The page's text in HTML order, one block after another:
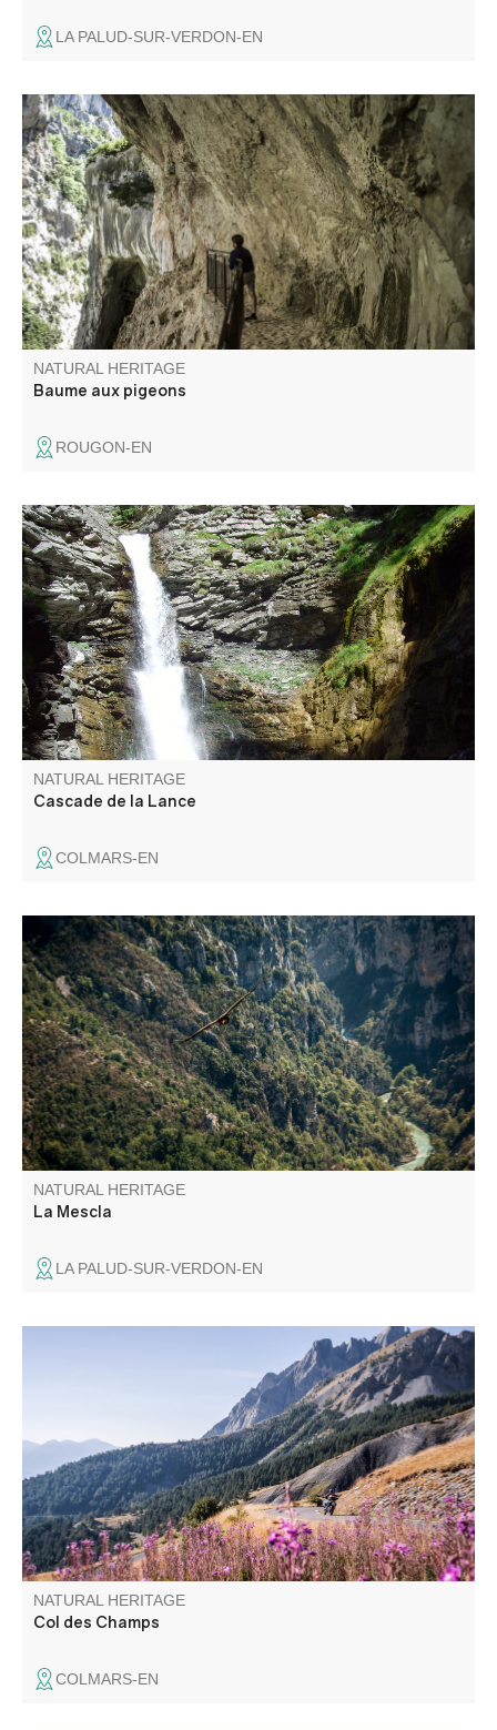
LA PALUD-SUR-VERDON-EN
Située à la fin du Sentier Blanc-Martel et au début du
sentier du Couloir Samson, cette baume au milieu du
tunnel du Baou offre l'une des vues les plus sauvages des
Gorges du Verdon.
NATURAL HERITAGE
Baume aux pigeons
ROUGON-EN
Waterfall located 20 minutes from the village. Family
outing.
NATURAL HERITAGE
Cascade de la Lance
COLMARS-EN
La Mescla (the mixture in Occitan) is where the Verdon
and its tributary the Artuby meet.
NATURAL HERITAGE
La Mescla
LA PALUD-SUR-VERDON-EN
Col de montagne routier situé à 2 045 m d'altitude, entre
Alpes de Haute Provence et Alpes Maritimes. En bordure
de la zone coeur du Parc national du Mercantour, il offre
une vue panoramique d'exception. C'est aussi le royaume
des marmottes.
NATURAL HERITAGE
Col des Champs
COLMARS-EN